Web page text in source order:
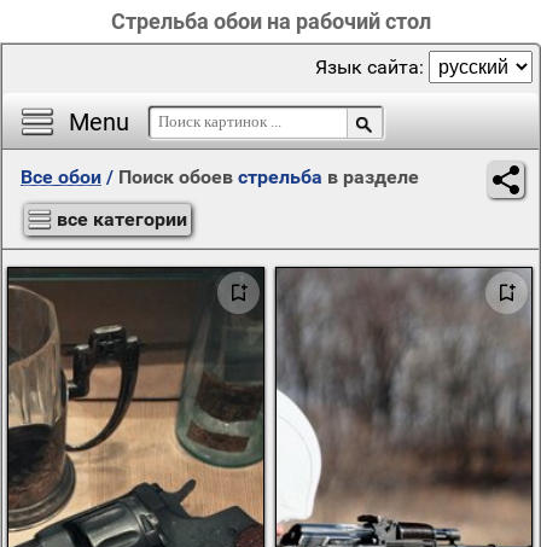
Стрельба обои на рабочий стол
Menu
Язык сайта:
Все обои / Поиск обоев стрельба в разделе
все категории